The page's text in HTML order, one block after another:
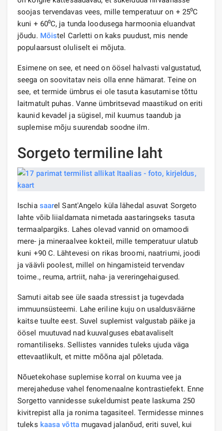
soojas tervendavas vees, mille temperatuur on + 25⁰С
kuni + 60⁰С, ja tunda loodusega harmoonia eluandvat
jõudu. Mõistel Carletti on kaks puudust, mis nende
populaarsust oluliselt ei mõjuta.
Esimene on see, et need on öösel halvasti valgustatud,
seega on soovitatav neis olla enne hämarat. Teine on
see, et termide ümbrus ei ole tasuta kasutamise tõttu
laitmatult puhas. Vanne ümbritsevad maastikud on eriti
kaunid kevadel ja sügisel, mil kuumus taandub ja
suplemise mõju suurendab soodne ilm.
Sorgeto termiline laht
Ischia saarel Sant'Angelo küla lähedal asuvat Sorgeto
lahte võib liialdamata nimetada aastaringseks tasuta
termaalpargiks. Lahes olevad vannid on omamoodi
mere- ja mineraalvee kokteil, mille temperatuur ulatub
kuni +90 C. Lähtevesi on rikas broomi, naatriumi, joodi
ja väävli poolest, millel on hingamisteid tervendav
toime., reuma, artriit, naha- ja vereringehaigused.
Samuti aitab see üle saada stressist ja tugevdada
immuunsüsteemi. Lahe eriline kuju on usaldusväärne
kaitse tuulte eest. Suvel suplemist valgustab päike ja
öösel muutuvad nad kuuvalguses ebatavaliselt
romantiliseks. Sellistes vannides tuleks ujuda väga
ettevaatlikult, et mitte mõõna ajal põletada.
Nõuetekohase suplemise korral on kuuma vee ja
merejaheduse vahel fenomenaalne kontrastiefekt. Enne
Sorgetto vannidesse sukeldumist peate laskuma 250
kivitrepist alla ja ronima tagasiteel. Termidesse minnes
tuleks kaasa võttamugavad jalanõud, eriti suvel, kui